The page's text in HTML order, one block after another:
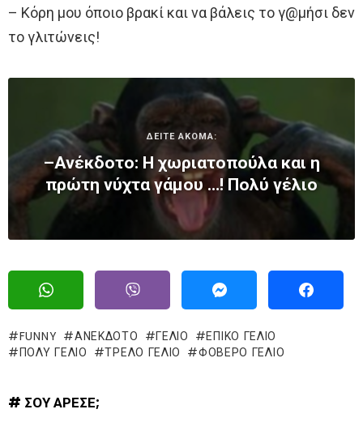
– Κόρη μου όποιο βρακί και να βάλεις το γ@μήσι δεν
το γλιτώνεις!
ΔΕΙΤΕ ΑΚΟΜΑ:
–Ανέκδοτο: Η χωριατοπούλα και η
πρώτη νύχτα γάμου …! Πολύ γέλιο
FUNNY ΑΝΕΚΔΟΤΟ ΓΈΛΙΟ
ΕΠΙΚΌ ΓΈΛΙΟ
ΠΟΛΥ ΓΕΛΙΟ
ΤΡΕΛΌ ΓΈΛΙΟ ΦΟΒΕΡΟ ΓΕΛΙΟ
# ΣΟΥ ΑΡΕΣΕ;